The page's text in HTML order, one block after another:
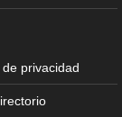
privacidad